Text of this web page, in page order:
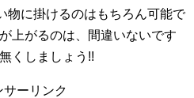
物に掛けるのはもちろん可能で
上がるのは、間違いないです
くしましょう!!
サーリンク